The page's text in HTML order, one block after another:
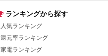
ランキングから探す
人気ランキング
還元率ランキング
家電ランキング